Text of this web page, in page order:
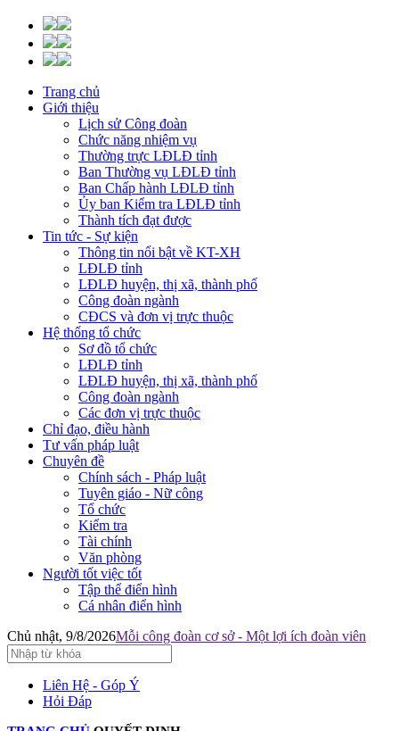
Trang chủ
Giới thiệu
Lịch sử Công đoàn
Chức năng nhiệm vụ
Thường trực LĐLĐ tỉnh
Ban Thường vụ LĐLĐ tỉnh
Ban Chấp hành LĐLĐ tỉnh
Ủy ban Kiểm tra LĐLĐ tỉnh
Thành tích đạt được
Tin tức - Sự kiện
Thông tin nổi bật về KT-XH
LĐLĐ tỉnh
LĐLĐ huyện, thị xã, thành phố
Công đoàn ngành
CĐCS và đơn vị trực thuộc
Hệ thống tổ chức
Sơ đồ tổ chức
LĐLĐ tỉnh
LĐLĐ huyện, thị xã, thành phố
Công đoàn ngành
Các đơn vị trực thuộc
Chỉ đạo, điều hành
Tư vấn pháp luật
Chuyên đề
Chính sách - Pháp luật
Tuyên giáo - Nữ công
Tổ chức
Kiểm tra
Tài chính
Văn phòng
Người tốt việc tốt
Tập thể điển hình
Cá nhân điển hình
Chủ nhật, 9/8/2026Mỗi công đoàn cơ sở - Một lợi ích đoàn viên
Liên Hệ - Góp Ý
Hỏi Đáp